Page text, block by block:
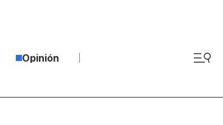
Opinión